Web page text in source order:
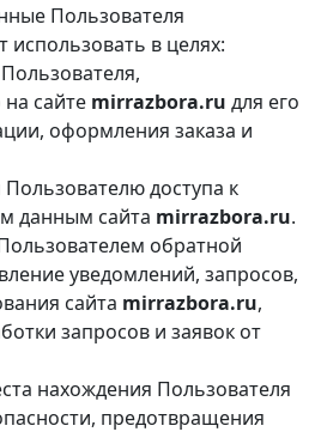
Пользователя
в целях:
сайте mirrazbora.ru для его
оформления заказа и
доступа к
данным сайта mirrazbora.ru.
обратной
уведомлений, запросов,
сайта mirrazbora.ru,
запросов и заявок от
нахождения Пользователя
предотвращения